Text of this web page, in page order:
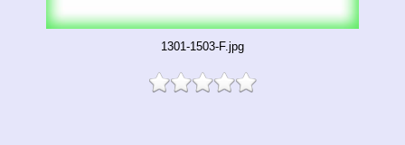
1301-1503-F.jpg